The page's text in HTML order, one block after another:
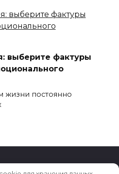
выберите фактуры
жизни постоянно